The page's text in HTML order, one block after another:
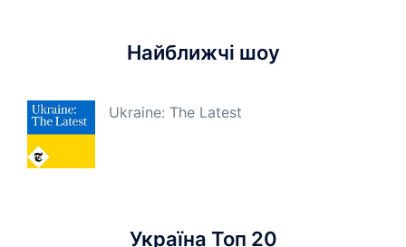
Найближчі шоу
Ukraine: The Latest
Україна Топ 20